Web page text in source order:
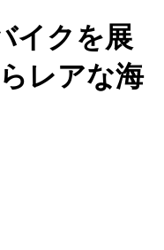
イクを展
レアな海